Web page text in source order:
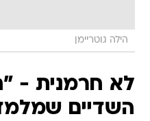
הילה גוטריימן
לא חרמנית -
השדיים